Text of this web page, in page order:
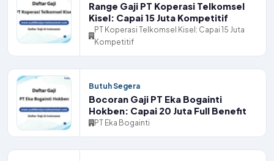
Range Gaji PT Koperasi Telkomsel
Kisel: Capai 15 Juta Kompetitif
PT Koperasi Telkomsel Kisel: Capai 15 Juta
Kompetitif
Butuh Segera
Bocoran Gaji PT Eka Bogainti
Hokben: Capai 20 Juta Full Benefit
PT Eka Bogainti